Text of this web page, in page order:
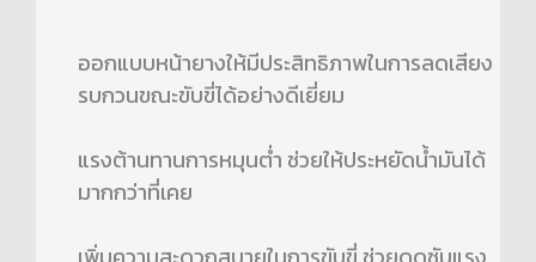
ออกแบบหน้ายางให้มีประสิทธิภาพในการลดเสียง
รบกวนขณะขับขี่ได้อย่างดีเยี่ยม
แรงต้านทานการหมุนต่ำ ช่วยให้ประหยัดน้ำมันได้
มากกว่าที่เคย